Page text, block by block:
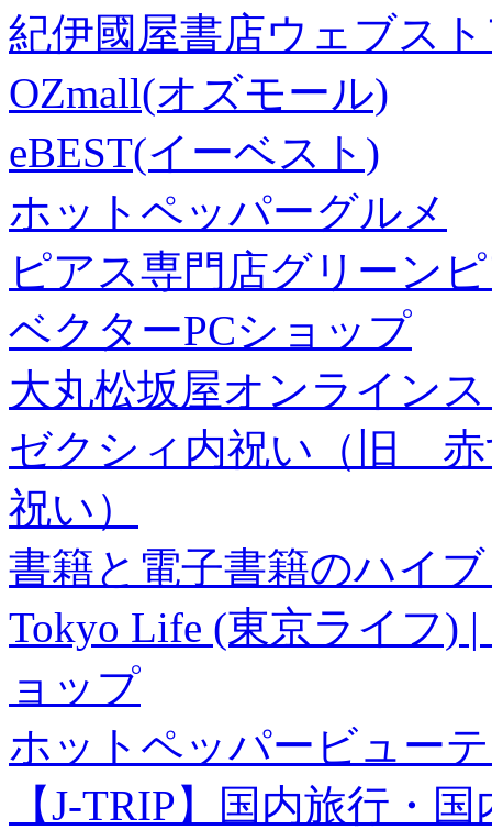
紀伊國屋書店ウェブス
OZmall(オズモール)
eBEST(イーベスト)
ホットペッパーグルメ
ピアス専門店グリーン
ベクターPCショップ
大丸松坂屋オンライン
ゼクシィ内祝い（旧 赤
祝い）
書籍と電子書籍のハイ
Tokyo Life (東京ライフ)
ョップ
ホットペッパービュー
【J-TRIP】国内旅行・